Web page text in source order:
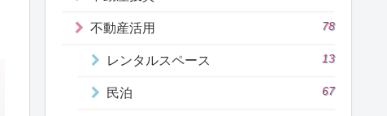
不動産活用 78
レンタルスペース 13
民泊 67